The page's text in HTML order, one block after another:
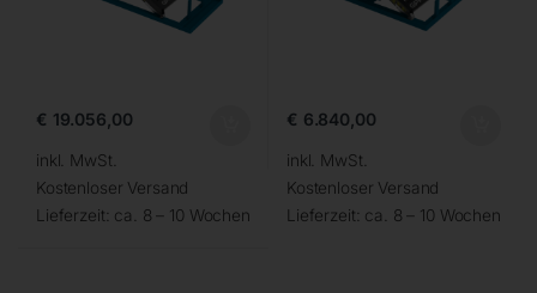
€ 19.056,00
inkl. MwSt.
Kostenloser Versand
Lieferzeit: ca. 8 – 10 Wochen
€ 6.840,00
inkl. MwSt.
Kostenloser Versand
Lieferzeit: ca. 8 – 10 Wochen